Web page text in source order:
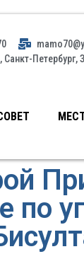
Санкт-
по